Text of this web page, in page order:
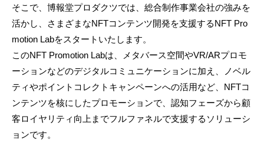
そこで、博報堂プロダクツでは、総合制作事業会社の強みを
活かし、さまざまなNFTコンテンツ開発を支援するNFT Pro
motion Labをスタートいたします。
このNFT Promotion Labは、メタバース空間やVR/ARプロモ
ーションなどのデジタルコミュニケーションに加え、ノベル
ティやポイントコレクトキャンペーンへの活用など、NFTコ
ンテンツを核にしたプロモーションで、認知フェーズから顧
客ロイヤリティ向上までフルファネルで支援するソリューシ
ョンです。